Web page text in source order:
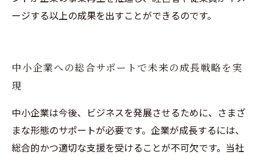
ージする以上の成果を出すことができるのです。
中小企業への総合サポートで未来の成長戦略を実
現
中小企業は今後、ビジネスを発展させるために、さまざ
まな形態のサポートが必要です。企業が成長するには、
総合的かつ適切な支援を受けることが不可欠です。当社